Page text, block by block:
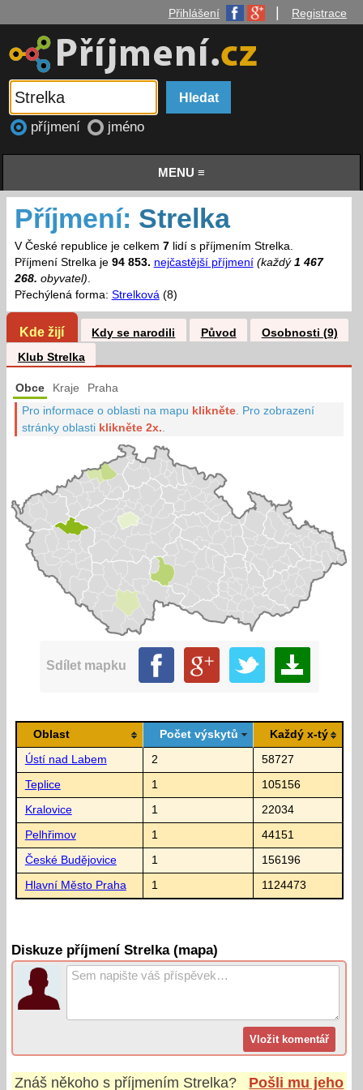
Přihlášení Registrace
příjmení jméno
MENU ≡
Příjmení: Strelka
V České republice je celkem 7lidí s příjmením Strelka.
Příjmení Strelka je 94 853. nejčastější příjmení (každý 1 467
268. obyvatel).
Přechýlená forma: Strelková(8)
Kde žijí Kdy se narodili Původ
Osobnosti (9)
Klub Strelka
Obce Kraje Praha
Pro informace o oblasti na mapu klikněte Pro zobrazení
stránky oblasti klikněte 2x.
Sdílet mapku
Oblast Počet výskytů Každý x-tý
Ústí nad Labem 2 58727
Teplice 1 105156
Kralovice 1 22034
Pelhřimov 1 44151
České Budějovice 1 156196
Hlavní Město Praha 1 1124473
Diskuze příjmení Strelka (mapa)
Znáš někoho s příjmením Strelka?
Pošli mu jeho